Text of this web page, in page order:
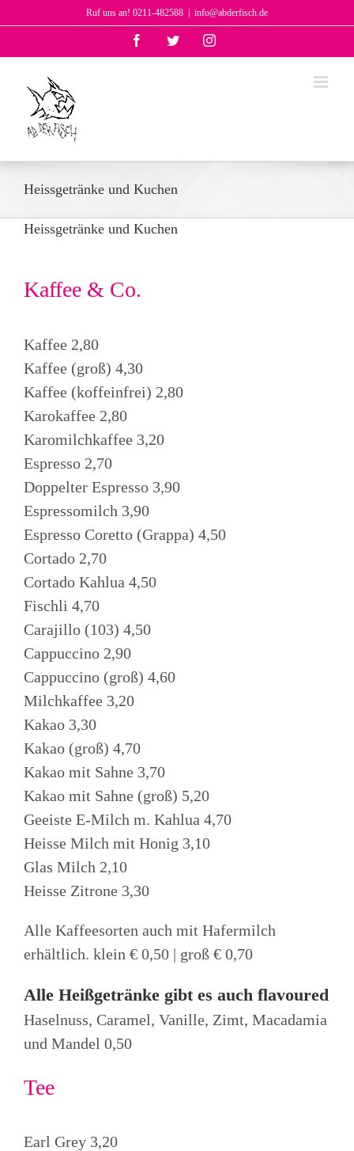
springen
Ruf uns an! 0211-482588 info@abderfisch.de
FacebookTwitterInstagram
Heissgetränke und Kuchen
Heissgetränke und Kuchen
Kaffee & Co.
Kaffee 2,80
Kaffee (groß) 4,30
Kaffee (koffeinfrei) 2,80
Karokaffee 2,80
Karomilchkaffee 3,20
Espresso 2,70
Doppelter Espresso 3,90
Espressomilch 3,90
Espresso Coretto (Grappa) 4,50
Cortado 2,70
Cortado Kahlua 4,50
Fischli 4,70
Carajillo (103) 4,50
Cappuccino 2,90
Cappuccino (groß) 4,60
Milchkaffee 3,20
Kakao 3,30
Kakao (groß) 4,70
Kakao mit Sahne 3,70
Kakao mit Sahne (groß) 5,20
Geeiste E-Milch m. Kahlua 4,70
Heisse Milch mit Honig 3,10
Glas Milch 2,10
Heisse Zitrone 3,30
Alle Kaffeesorten auch mit Hafermilch
erhältlich. klein € 0,50 | groß € 0,70
Alle Heißgetränke gibt es auch flavoured
Haselnuss, Caramel, Vanille, Zimt, Macadamia
und Mandel 0,50
Tee
Earl Grey 3,20